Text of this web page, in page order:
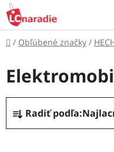
Prejsť
na
obsah
Domov
/ Obľúbené značky /
R
a Radiť podľa: